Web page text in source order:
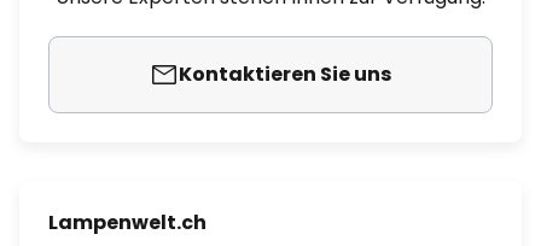
Kontaktieren Sie uns
Lampenwelt.ch